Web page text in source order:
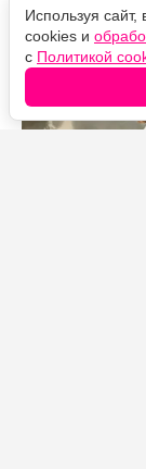
Используя
cookies и
с Политикой